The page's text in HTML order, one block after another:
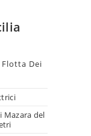
Flotta Dei
del